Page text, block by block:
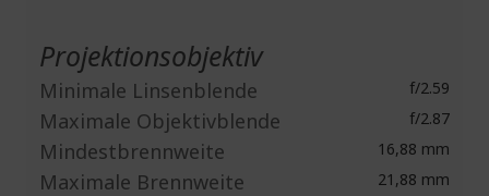
Projektionsobjektiv
Minimale Linsenblende f/2.59
Maximale Objektivblende f/2.87
Mindestbrennweite 16,88 mm
Maximale Brennweite 21,88 mm